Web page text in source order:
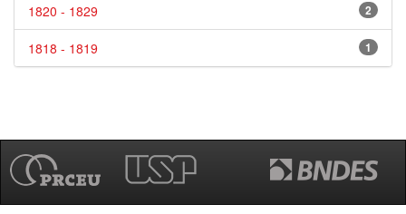
2
1820 - 1829
1
1818 - 1819